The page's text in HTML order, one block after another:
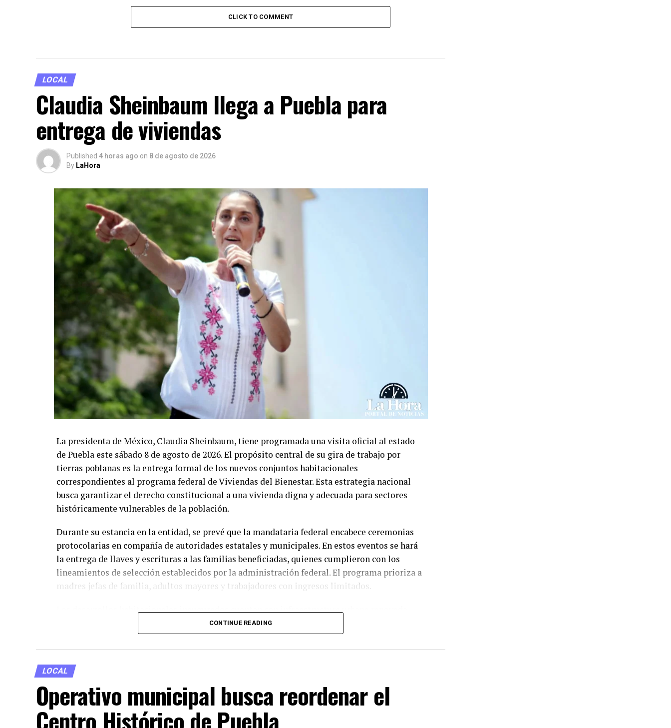
CLICK TO COMMENT
LOCAL
Claudia Sheinbaum llega a Puebla para
entrega de viviendas
Published 4 horas ago on 8 de agosto de 2026
By LaHora
La presidenta de México, Claudia Sheinbaum, tiene programada una visita oficial al estado
de Puebla este sábado 8 de agosto de 2026. El propósito central de su gira de trabajo por
tierras poblanas es la entrega formal de los nuevos conjuntos habitacionales
correspondientes al programa federal de Viviendas del Bienestar. Esta estrategia nacional
busca garantizar el derecho constitucional a una vivienda digna y adecuada para sectores
históricamente vulnerables de la población.
Durante su estancia en la entidad, se prevé que la mandataria federal encabece ceremonias
protocolarias en compañía de autoridades estatales y municipales. En estos eventos se hará
la entrega de llaves y escrituras a las familias beneficiadas, quienes cumplieron con los
lineamientos de selección establecidos por la administración federal. El programa prioriza a
madres jefas de familia, adultos mayores y trabajadores con ingresos limitados.
Los desarrollos habitacionales inaugurados cuentan con infraestructura urbana renovada,
servicios básicos garantizados y áreas comunes diseñadas para fomentar la convivencia
comunitaria. Asimismo, las edificaciones incorporan criterios de sustentabilidad ambiental y
eficiencia energética, alineándose con las metas de desarrollo sostenible planteadas por el
Gobierno Federal para el presente sexenio.
Con esta visita, la administración federal reitera su compromiso de detonar el bienestar
social en el centro del país a través de la inversión pública en materia de infraestructura
habitacional. Los detalles institucionales sobre este programa de vivienda pueden
CONTINUE READING
LOCAL
Operativo municipal busca reordenar el
Centro Histórico de Puebla